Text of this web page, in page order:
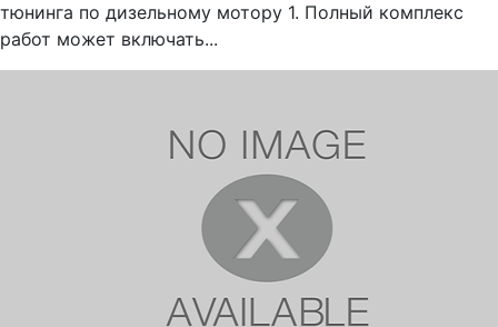
тюнинга по дизельному мотору 1. Полный комплекс
работ может включать...